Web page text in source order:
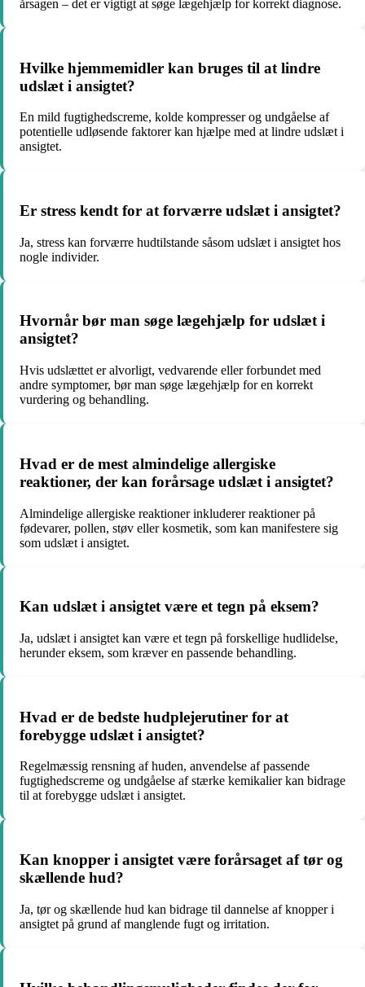
årsagen – det er vigtigt at søge lægehjælp for korrekt diagnose.
Hvilke hjemmemidler kan bruges til at lindre
udslæt i ansigtet?
En mild fugtighedscreme, kolde kompresser og undgåelse af
potentielle udløsende faktorer kan hjælpe med at lindre udslæt i
ansigtet.
Er stress kendt for at forværre udslæt i ansigtet?
Ja, stress kan forværre hudtilstande såsom udslæt i ansigtet hos
nogle individer.
Hvornår bør man søge lægehjælp for udslæt i
ansigtet?
Hvis udslættet er alvorligt, vedvarende eller forbundet med
andre symptomer, bør man søge lægehjælp for en korrekt
vurdering og behandling.
Hvad er de mest almindelige allergiske
reaktioner, der kan forårsage udslæt i ansigtet?
Almindelige allergiske reaktioner inkluderer reaktioner på
fødevarer, pollen, støv eller kosmetik, som kan manifestere sig
som udslæt i ansigtet.
Kan udslæt i ansigtet være et tegn på eksem?
Ja, udslæt i ansigtet kan være et tegn på forskellige hudlidelse,
herunder eksem, som kræver en passende behandling.
Hvad er de bedste hudplejerutiner for at
forebygge udslæt i ansigtet?
Regelmæssig rensning af huden, anvendelse af passende
fugtighedscreme og undgåelse af stærke kemikalier kan bidrage
til at forebygge udslæt i ansigtet.
Kan knopper i ansigtet være forårsaget af tør og
skællende hud?
Ja, tør og skællende hud kan bidrage til dannelse af knopper i
ansigtet på grund af manglende fugt og irritation.